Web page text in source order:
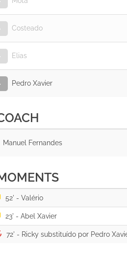
Costeado
Elias
Pedro Xavier
Manuel Fernandes
52' - Valério
23' - Abel Xavier
72' -